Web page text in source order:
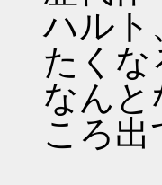
ハルト
たくな
なんと
ころ出